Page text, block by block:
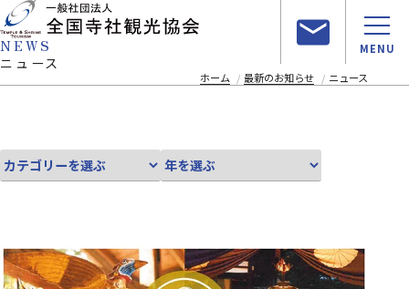
MENU
NEWS
ニュース
ホーム 最新のお知らせ ニュース